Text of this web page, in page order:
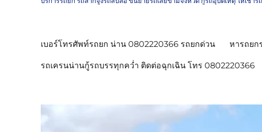
เบอร์โทรศัพท์รถยก น่าน 0802220366 รถยกด่วน หารถยก
รถเครนน่านกู้รถบรรทุกคว่ำ ติดต่อฉุกเฉิน โทร 0802220366